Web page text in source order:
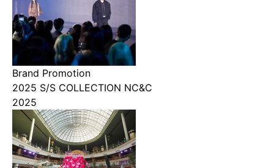
Brand Promotion
2025 S/S COLLECTION NC&C
2025